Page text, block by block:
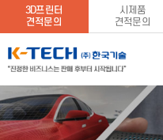
3D프린터
견적문의
시제품
견적문의